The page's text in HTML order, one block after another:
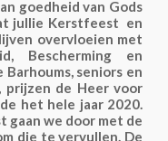
goedheid van Gods
jullie Kerstfeest en
overvloeien met
Bescherming en
Barhoums, seniors en
prijzen de Heer voor
het hele jaar 2020.
gaan we door met de
die te vervullen. De